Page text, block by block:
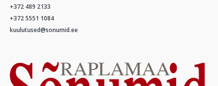
+372 489 2133
+372 5551 1084
kuulutused@sonumid.ee